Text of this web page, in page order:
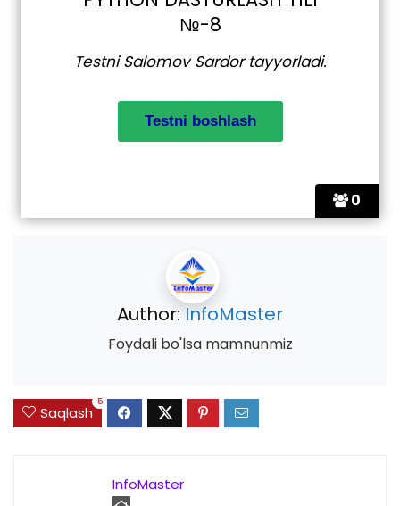
0
№-8
Testni Salomov Sardor tayyorladi.
Author:InfoMaster
Foydali bo'lsa mamnunmiz
Saqlash
5
InfoMaster